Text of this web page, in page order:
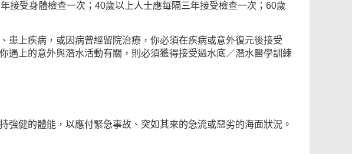
接受身體檢查一次；40歲以上人士應每隔三年接受檢查一次；60歲
患上疾病，或因病曾經留院治療，你必須在疾病或意外復元後接受
遇上的意外與潛水活動有關，則必須獲得接受過水底／潛水醫學訓練
強健的體能，以應付緊急事故、突如其來的急流或惡劣的海面狀況。